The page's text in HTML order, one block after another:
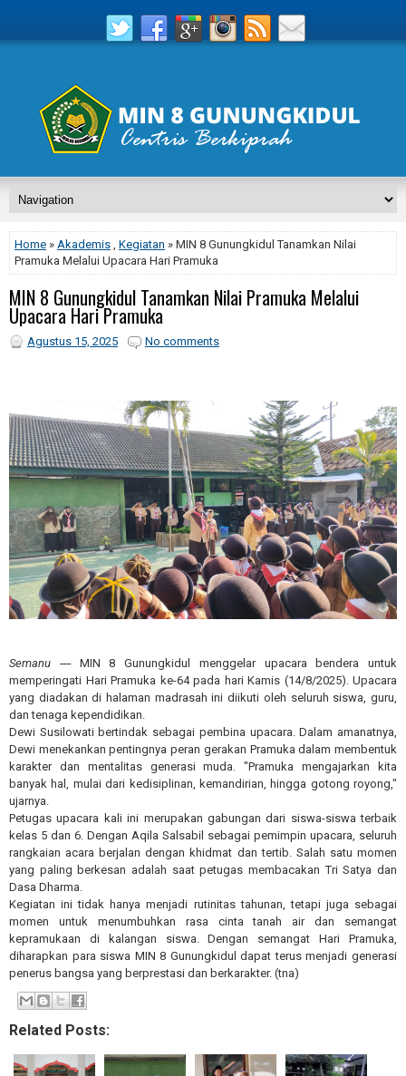
Home » Akademis , Kegiatan » MIN 8 Gunungkidul Tanamkan Nilai
Pramuka Melalui Upacara Hari Pramuka
MIN 8 Gunungkidul Tanamkan Nilai Pramuka Melalui
Upacara Hari Pramuka
Agustus 15, 2025 No comments
Semanu ----MIN 8 Gunungkidul menggelar upacara bendera untuk
memperingati Hari Pramuka ke-64 pada hari Kamis (14/8/2025). Upacara
yang diadakan di halaman madrasah ini diikuti oleh seluruh siswa, guru,
dan tenaga kependidikan.
Dewi Susilowati bertindak sebagai pembina upacara. Dalam amanatnya,
Dewi menekankan pentingnya peran gerakan Pramuka dalam membentuk
karakter dan mentalitas generasi muda. "Pramuka mengajarkan kita
banyak hal, mulai dari kedisiplinan, kemandirian, hingga gotong royong,"
ujarnya.
Petugas upacara kali ini merupakan gabungan dari siswa-siswa terbaik
kelas 5 dan 6. Dengan Aqila Salsabil sebagai pemimpin upacara, seluruh
rangkaian acara berjalan dengan khidmat dan tertib. Salah satu momen
yang paling berkesan adalah saat petugas membacakan Tri Satya dan
Dasa Dharma.
Kegiatan ini tidak hanya menjadi rutinitas tahunan, tetapi juga sebagai
momen untuk menumbuhkan rasa cinta tanah air dan semangat
kepramukaan di kalangan siswa. Dengan semangat Hari Pramuka,
diharapkan para siswa MIN 8 Gunungkidul dapat terus menjadi generasi
penerus bangsa yang berprestasi dan berkarakter. (tna)
Related Posts: